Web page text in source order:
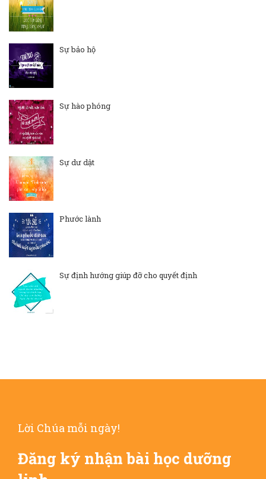
Sự bảo hộ
Sự hào phóng
Sự dư dật
Phước lành
Sự định hướng giúp đỡ cho quyết định
Lời Chúa mỗi ngày!
Đăng ký nhận bài học dưỡng